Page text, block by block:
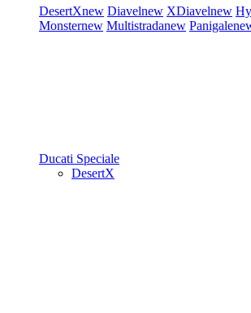
DesertXnew Diavelnew XDiavelnew
Monsternew Multistradanew Panigale
Ducati Speciale
DesertX